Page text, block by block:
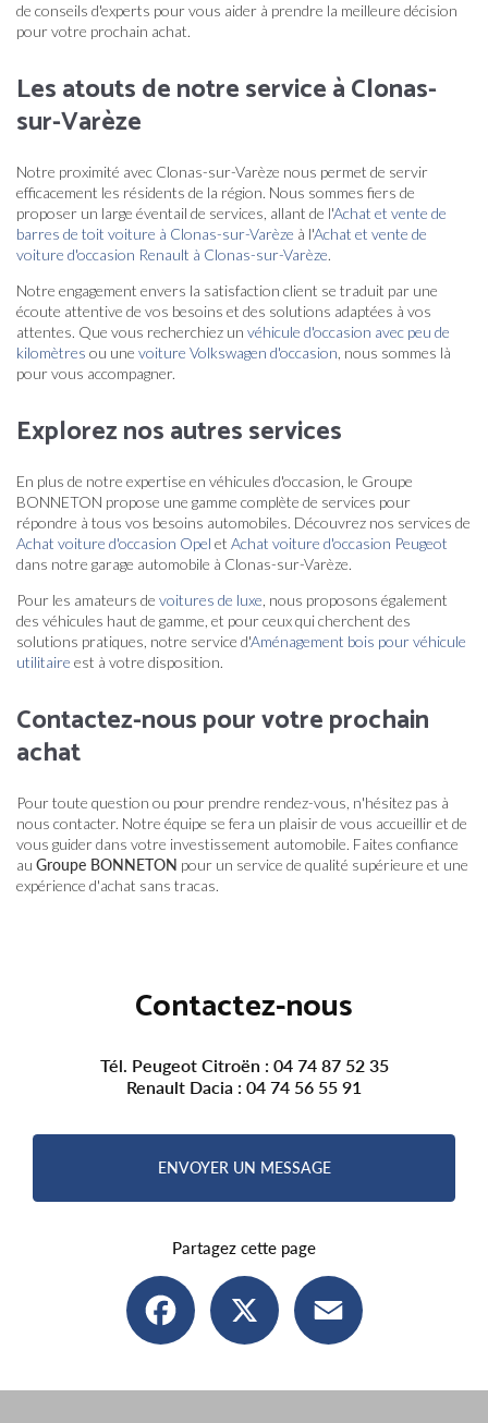
de conseils d'experts pour vous aider à prendre la meilleure décision
pour votre prochain achat.
Les atouts de notre service à Clonas-
sur-Varèze
Notre proximité avec Clonas-sur-Varèze nous permet de servir
efficacement les résidents de la région. Nous sommes fiers de
proposer un large éventail de services, allant de l'Achat et vente de
barres de toit voiture à Clonas-sur-Varèze à l'Achat et vente de
voiture d'occasion Renault à Clonas-sur-Varèze.
Notre engagement envers la satisfaction client se traduit par une
écoute attentive de vos besoins et des solutions adaptées à vos
attentes. Que vous recherchiez un véhicule d'occasion avec peu de
kilomètres ou une voiture Volkswagen d'occasion , nous sommes là
pour vous accompagner.
Explorez nos autres services
En plus de notre expertise en véhicules d'occasion, le Groupe
BONNETON propose une gamme complète de services pour
répondre à tous vos besoins automobiles. Découvrez nos services de
Achat voiture d'occasion Opel et Achat voiture d'occasion Peugeot
dans notre garage automobile à Clonas-sur-Varèze.
Pour les amateurs de voitures de luxe , nous proposons également
des véhicules haut de gamme, et pour ceux qui cherchent des
solutions pratiques, notre service d'Aménagement bois pour véhicule
utilitaire est à votre disposition.
Contactez-nous pour votre prochain
achat
Pour toute question ou pour prendre rendez-vous, n'hésitez pas à
nous contacter. Notre équipe se fera un plaisir de vous accueillir et de
vous guider dans votre investissement automobile. Faites confiance
au Groupe BONNETON pour un service de qualité supérieure et une
expérience d'achat sans tracas.
Contactez-nous
Tél. Peugeot Citroën : 04 74 87 52 35
Renault Dacia : 04 74 56 55 91
ENVOYER UN MESSAGE
Partagez cette page
Facebook